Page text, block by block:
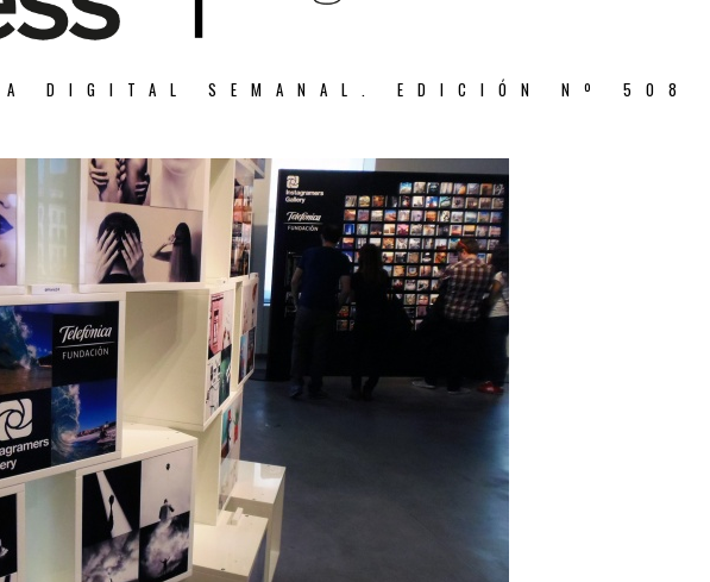
DIGITAL SEMANAL. EDICIÓN Nº 508